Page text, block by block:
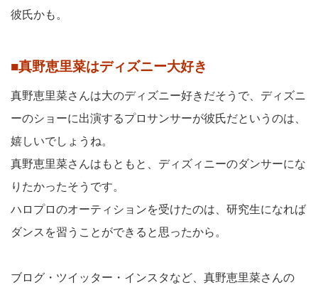
彼氏かも。
■真野恵里菜はディズニー大好き
真野恵里菜さんは大のディズニー好きだそうで、ディズニ
ーのショーに出演するプロサンサーが彼氏だというのは、
嬉しいでしょうね。
真野恵里菜さんはもともと、ディズィニーのダンサーにな
りたかったそうです。
ハロプロのオーティションを受けたのは、研究生になれば
ダンスを習うことができると思ったから。
ブログ・ツイッター・インスタなど、真野恵里菜さんの